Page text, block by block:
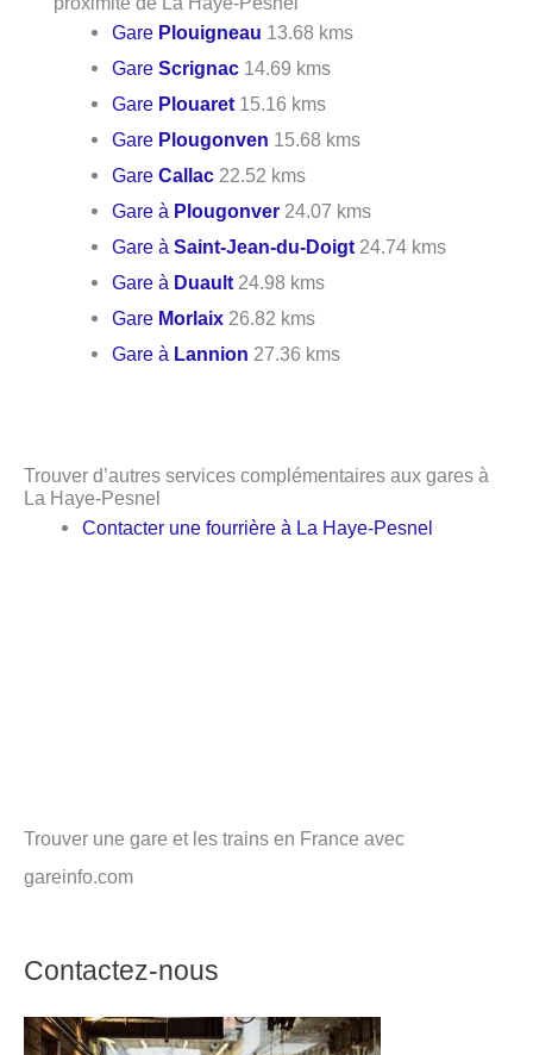
Gare Plouigneau 13.68 kms
GareScrignac 14.69 kms
Gare Plouaret 15.16 kms
Gare Plougonven 15.68 kms
GareCallac 22.52 kms
Gare à Plougonver 24.07 kms
Gare àSaint-Jean-du-Doigt 24.74 kms
Gare à Duault 24.98 kms
Gare Morlaix 26.82 kms
Gare à Lannion 27.36 kms
Trouver d’autres services complémentaires aux gares à
La Haye-Pesnel
Contacter une fourrière à La Haye-Pesnel
Trouver une gare et les trains en France avec
gareinfo.com
Contactez-nous